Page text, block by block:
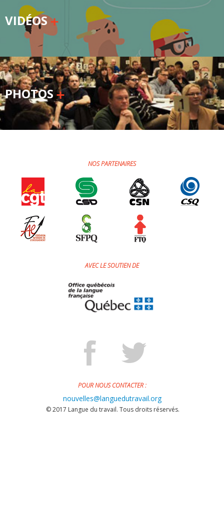
VIDÉOS
PHOTOS
NOS PARTENAIRES
AVEC LE SOUTIEN DE
POUR NOUS CONTACTER :
nouvelles@languedutravail.org
© 2017 Langue du travail. Tous droits réservés.